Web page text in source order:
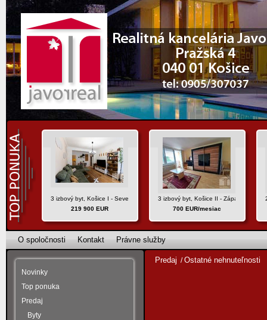
3 izbový byt, Košice I - Sever, ul. Hlinkova
219 900 EUR
3 izbový byt, Košice II - Západ, ul.
700 EUR/mesiac
O spoločnosti Kontakt Právne služby
Novinky
Top ponuka
Predaj
Byty
Predaj /Ostatné nehnuteľnosti